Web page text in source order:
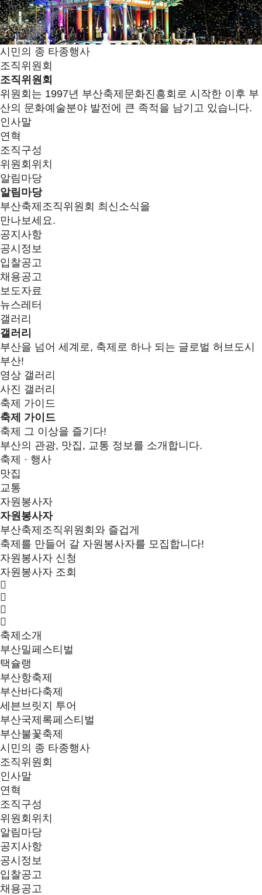
시민의 종 타종행사
조직위원회
조직위원회
위원회는 1997년 부산축제문화진흥회로 시작한 이후 부
산의 문화예술분야 발전에 큰 족적을 남기고 있습니다.
인사말
연혁
조직구성
위원회위치
알림마당
알림마당
부산축제조직위원회 최신소식을
만나보세요.
공지사항
공시정보
입찰공고
채용공고
보도자료
뉴스레터
갤러리
갤러리
부산을 넘어 세계로, 축제로 하나 되는 글로벌 허브도시
부산!
영상 갤러리
사진 갤러리
축제 가이드
축제 가이드
축제 그 이상을 즐기다!
부산의 관광, 맛집, 교통 정보를 소개합니다.
축제 · 행사
맛집
교통
자원봉사자
자원봉사자
부산축제조직위원회와 즐겁게
축제를 만들어 갈 자원봉사자를 모집합니다!
자원봉사자 신청
자원봉사자 조회
축제소개
부산밀페스티벌
택슐랭
부산항축제
부산바다축제
세븐브릿지 투어
부산국제록페스티벌
부산불꽃축제
시민의 종 타종행사
조직위원회
인사말
연혁
조직구성
위원회위치
알림마당
공지사항
공시정보
입찰공고
채용공고